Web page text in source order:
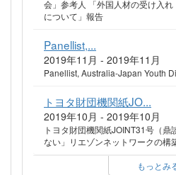
会」参考人 「外国人材の受け入
について」報告
Panellist,...
2019年11月 - 2019年11月
Panellist, Australia-Japan Youth
トヨタ財団機関紙JO...
2019年10月 - 2019年10月
トヨタ財団機関紙JOINT31号（鼎
ない」リエゾンネットワークの構
もっとみ